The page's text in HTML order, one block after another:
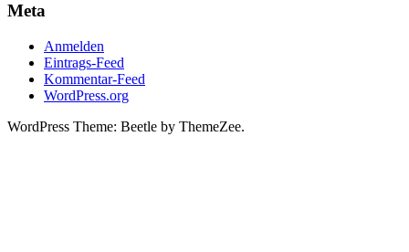
Meta
Anmelden
Eintrags-Feed
Kommentar-Feed
WordPress.org
WordPress Theme: Beetle by ThemeZee.